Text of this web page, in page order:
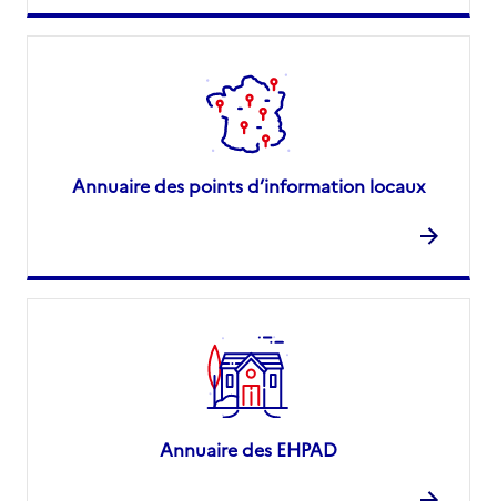
Annuaire des points d’information locaux
Annuaire des EHPAD